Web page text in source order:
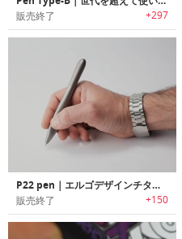
販売終了 +297
P22 pen｜エルゴデザインチタニウムペン「ピー22」
販売終了 +150